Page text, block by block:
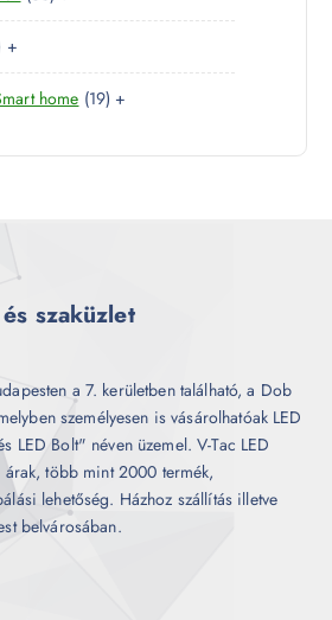
k
m
k
e
m
0
e
r
é
+
home 191
t
+
szaküzlet
a 7. kerületben található, a Dob
személyesen is vásárolhatóak LED
LED Bolt" néven üzemel. V-Tac LED
több mint 2000 termék,
lehetőség. Házhoz szállítás illetve
belvárosában.